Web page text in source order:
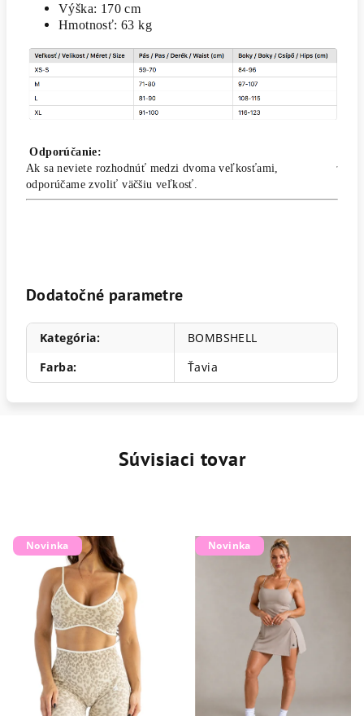
Výška: 170 cm
Hmotnosť: 63 kg
Odporúčanie:
Ak sa neviete rozhodnúť medzi dvoma veľkosťami,
odporúčame zvoliť väčšiu veľkosť.
Dodatočné parametre
Kategória:
BOMBSHELL
Farba: Ťavia
Súvisiaci tovar
Novinka Novinka